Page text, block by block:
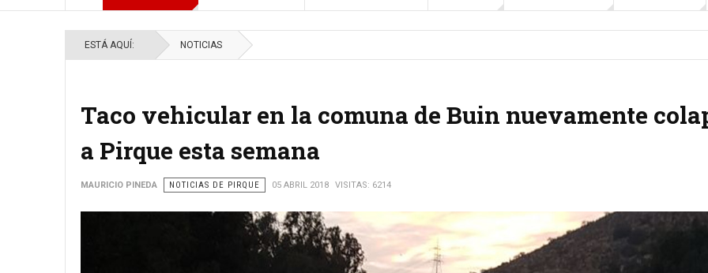
ESTÁ AQUÍ: NOTICIAS
Taco vehicular en la comuna de Buin nuevamente
a Pirque esta semana
MAURICIO PINEDA NOTICIAS DE PIRQUE 05 ABRIL 2018 VISITAS: 6214